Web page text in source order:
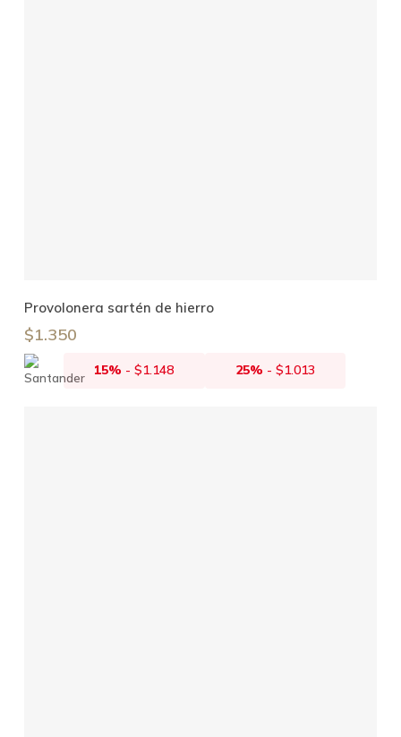
Añadir Al Carrito
Provolonera sartén de hierro
$1.350
15% -$1.148 25% - $1.013